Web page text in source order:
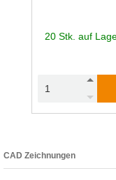
20 Stk. auf
CAD Zeichnungen